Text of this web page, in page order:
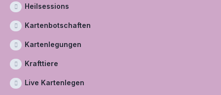
Heilsessions
Kartenbotschaften
Kartenlegungen
Krafttiere
Live Kartenlegen